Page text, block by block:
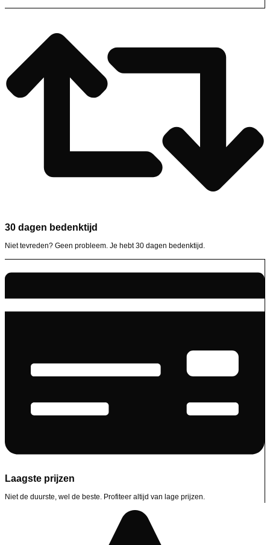
30 dagen bedenktijd
Niet tevreden? Geen probleem. Je hebt 30 dagen bedenktijd.
Laagste prijzen
Niet de duurste, wel de beste. Profiteer altijd van lage prijzen.